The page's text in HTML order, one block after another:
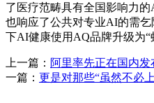
了医疗范畴具有全国影响力
也响应了公共对专业AI的需
下AI健康使用AQ品牌升级为“
上一篇： 阿里率先正在国内
一篇： 更是对那些“虽然不必